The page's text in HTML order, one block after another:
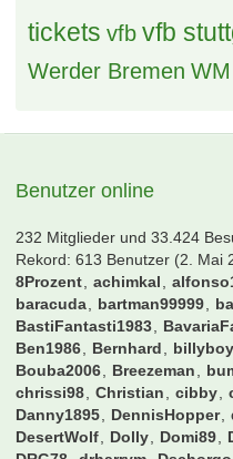
hamburg hsv
leverkusen
tickets vfb
Werder Bremen
Benutzer online
232 Mitglieder und 33.424
Rekord: 613 Benutzer (2. Mai
8Prozent
achimkal
baracuda
bartman99999
BastiFantasti1983